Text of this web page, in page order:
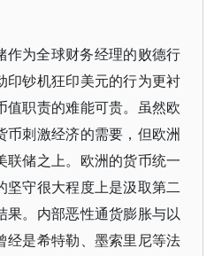
作为全球财务经理的败德行
印钞机狂印美元的行为更衬
值职责的难能可贵。虽然欧
币刺激经济的需要，但欧洲
联储之上。欧洲的货币统一
坚守很大程度上是汲取第二
果。内部恶性通货膨胀与以
经是希特勒、墨索里尼等法